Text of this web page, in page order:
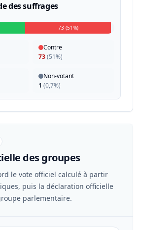
des suffrages
73 (51%)
Contre
73(51%)
Non-votant
1 (0,7%)
des groupes
le vote officiel calculé à partir
puis la déclaration officielle
parlementaire.